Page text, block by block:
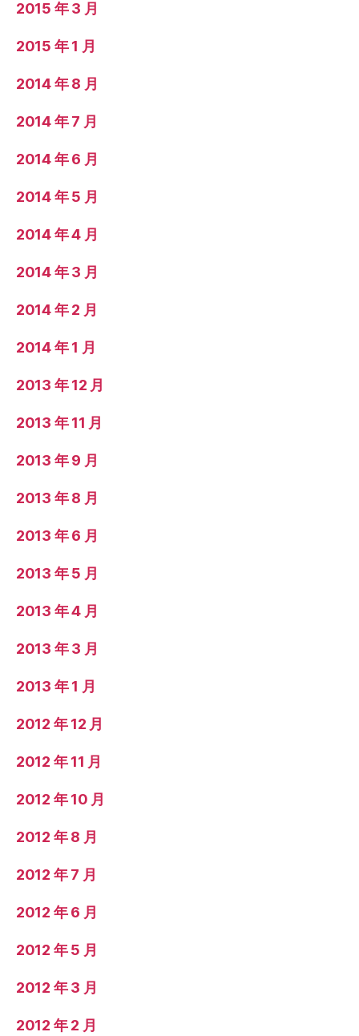
2015 年 3 月
2015 年 1 月
2014 年 8 月
2014 年 7 月
2014 年 6 月
2014 年 5 月
2014 年 4 月
2014 年 3 月
2014 年 2 月
2014 年 1 月
2013 年 12 月
2013 年 11 月
2013 年 9 月
2013 年 8 月
2013 年 6 月
2013 年 5 月
2013 年 4 月
2013 年 3 月
2013 年 1 月
2012 年 12 月
2012 年 11 月
2012 年 10 月
2012 年 8 月
2012 年 7 月
2012 年 6 月
2012 年 5 月
2012 年 3 月
2012 年 2 月